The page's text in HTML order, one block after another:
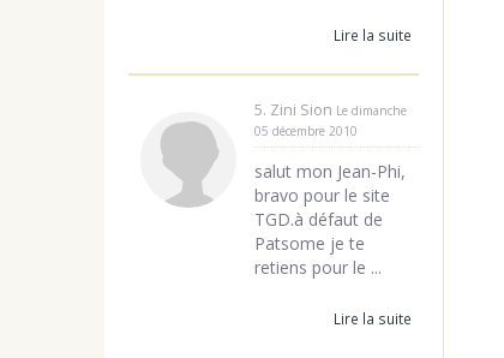
Lire la suite
5. Zini Sion Le dimanche
05 décembre 2010
salut mon Jean-Phi,
bravo pour le site
TGD.à défaut de
Patsome je te
retiens pour le ...
Lire la suite